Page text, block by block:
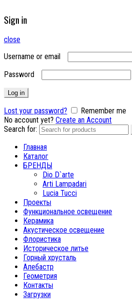
Sign in
close
Username or email
Password
Log in
Lost your password?
Remember me
No account yet? Create an Account
Search for:
Главная
Каталог
БРЕНДЫ
Dio D`arte
Arti Lampadari
Lucia Tucci
Проекты
Функциональное освещение
Керамика
Акустическое освещение
Флористика
Историческое литье
Горный хрусталь
Алебастр
Геометрия
Контакты
Загрузки